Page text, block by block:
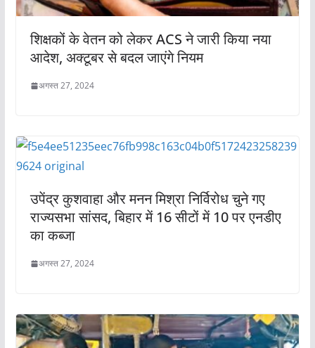
शिक्षकों के वेतन को लेकर ACS ने जारी किया नया
आदेश, अक्टूबर से बदल जाएंगे नियम
अगस्त 27, 2024
उपेंद्र कुशवाहा और मनन मिश्रा निर्विरोध चुने गए
राज्यसभा सांसद, बिहार में 16 सीटों में 10 पर एनडीए
का कब्जा
अगस्त 27, 2024